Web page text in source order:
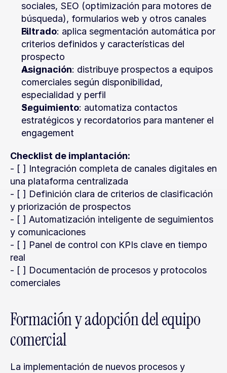
sociales, SEO (optimización para motores de
búsqueda), formularios web y otros canales
Filtrado: aplica segmentación automática por
criterios definidos y características del
prospecto
Asignación: distribuye prospectos a equipos
comerciales según disponibilidad,
especialidad y perfil
Seguimiento: automatiza contactos
estratégicos y recordatorios para mantener el
engagement
Checklist de implantación:
- [ ] Integración completa de canales digitales en
una plataforma centralizada
- [ ] Definición clara de criterios de clasificación
y priorización de prospectos
- [ ] Automatización inteligente de seguimientos
y comunicaciones
- [ ] Panel de control con KPIs clave en tiempo
real
- [ ] Documentación de procesos y protocolos
comerciales
Formación y adopción del equipo
comercial
La implementación de nuevos procesos y